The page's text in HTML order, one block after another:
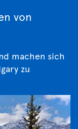
von
machen sich
zu